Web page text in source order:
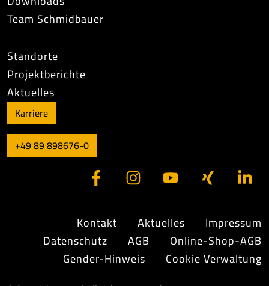
Team Schmidbauer
Standorte
Projektberichte
Aktuelles
Karriere
+49 89 898676-0
Kontakt Aktuelles
Impressum
Datenschutz
AGB
Online-Shop-AGB
Gender-Hinweis
Cookie Verwaltung